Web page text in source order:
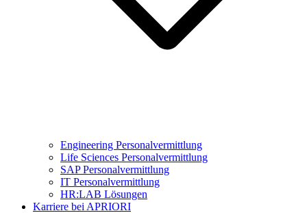
Engineering Personalvermittlung
Life Sciences Personalvermittlung
SAP Personalvermittlung
IT Personalvermittlung
HR:LAB Lösungen
Karriere bei APRIORI